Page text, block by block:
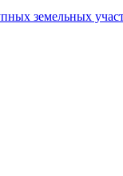
земельных